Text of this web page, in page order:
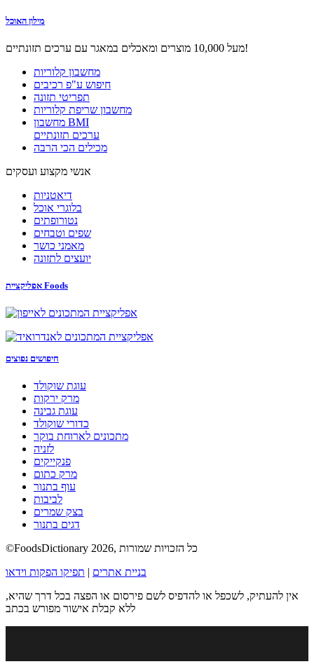
מילון האוכל
מעל 10,000 מוצרים ומאכלים במאגר עם ערכים תזונתיים!
מחשבון קלוריות
חיפוש ע"פ רכיבים
תפריטי תזונה
מחשבון שריפת קלוריות
מחשבון BMI
ערכים תזונתיים
מכילים הכי הרבה
אנשי מקצוע ועסקים
דיאטניות
בלוגרי אוכל
נטורופתים
שפים וטבחים
מאמני כושר
יועצים לתזונה
אפליקציית Foods
חיפושים נפוצים
עוגת שוקולד
מרק ירקות
עוגת גבינה
כדורי שוקולד
מתכונים לארוחת בוקר
לזניה
פנקייקים
מרק כתום
עוף בתנור
לביבות
בצק שמרים
דגים בתנור
©FoodsDictionary 2026, כל הזכויות שמורות
בניית אתרים | תפיקו הפקות וידאו
אין להעתיק, לשכפל או להדפיס לשם פירסום או הפצה בכל דרך שהיא,
ללא קבלת אישור מפורש בכתב